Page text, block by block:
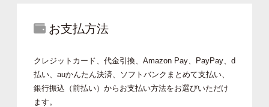
お支払方法
クレジットカード、代金引換、Amazon Pay、PayPay、d
払い、auかんたん決済、ソフトバンクまとめて支払い、
銀行振込（前払い）からお支払い方法をお選びいただけ
ます。